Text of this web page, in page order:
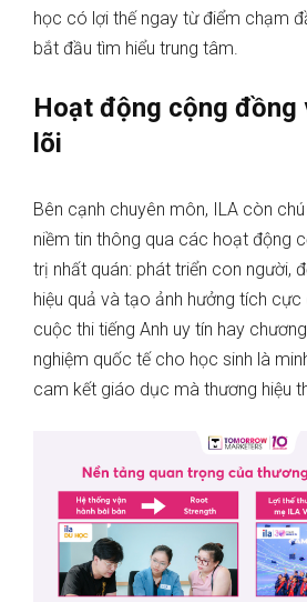
học có lợi thế ngay từ điểm chạm
bắt đầu tìm hiểu trung tâm.
Hoạt động cộng
lõi
Bên cạnh chuyên môn, ILA còn
niềm tin thông qua các hoạt động
trị nhất quán: phát triển con người,
hiệu quả và tạo ảnh hưởng tích
cuộc thi tiếng Anh uy tín hay
nghiệm quốc tế cho học sinh là
cam kết giáo dục mà thương hiệu